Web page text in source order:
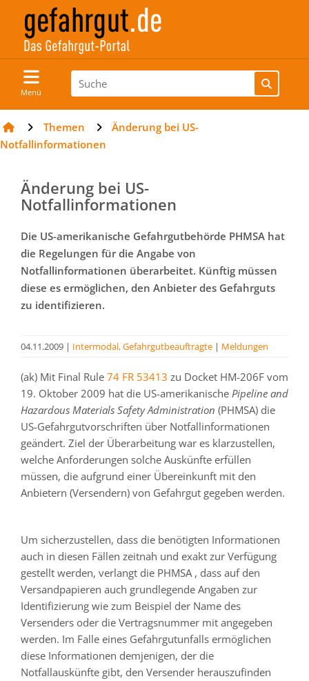
Menü
Themen
Änderung bei US-
Notfallinformationen
Änderung bei US-
Notfallinformationen
Die US-amerikanische Gefahrgutbehörde PHMSA hat
die Regelungen für die Angabe von
Notfallinformationen überarbeitet. Künftig müssen
diese es ermöglichen, den Anbieter des Gefahrguts
zu identifizieren.
04.11.2009 | Intermodal, Gefahrgutbeauftragte | Meldungen
(ak) Mit Final Rule 74 FR 53413 zu Docket HM-206F vom
19. Oktober 2009 hat die US-amerikanische Pipeline and
Hazardous Materials Safety Administration (PHMSA) die
US-Gefahrgutvorschriften über Notfallinformationen
geändert. Ziel der Überarbeitung war es klarzustellen,
welche Anforderungen solche Auskünfte erfüllen
müssen, die aufgrund einer Übereinkunft mit den
Anbietern (Versendern) von Gefahrgut gegeben werden.
Um sicherzustellen, dass die benötigten Informationen
auch in diesen Fällen zeitnah und exakt zur Verfügung
gestellt werden, verlangt die PHMSA , dass auf den
Versandpapieren auch grundlegende Angaben zur
Identifizierung wie zum Beispiel der Name des
Versenders oder die Vertragsnummer mit angegeben
werden. Im Falle eines Gefahrgutunfalls ermöglichen
diese Informationen demjenigen, der die
Notfallauskünfte gibt, den Versender herauszufinden